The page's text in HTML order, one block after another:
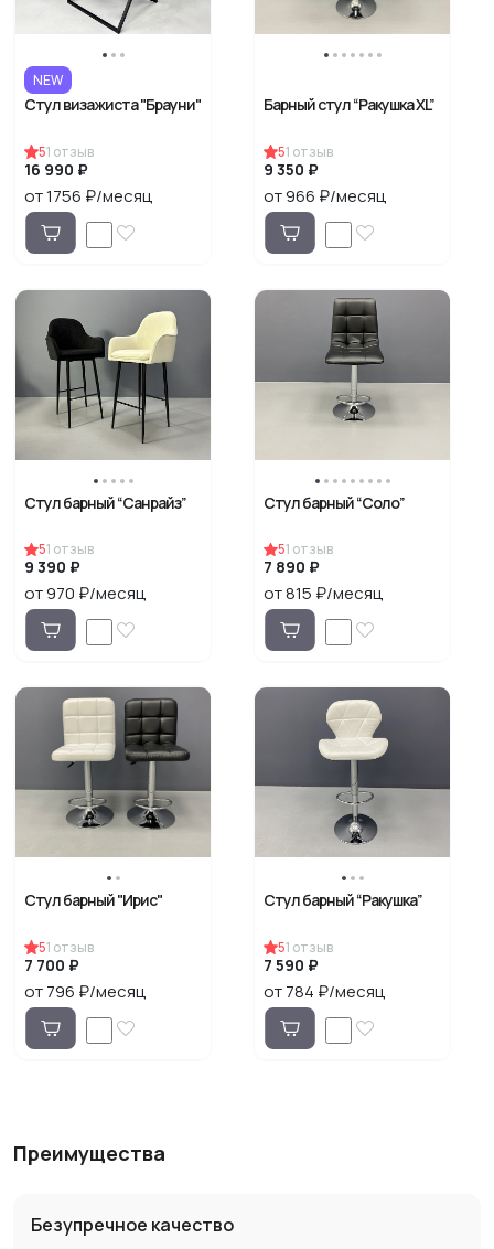
NEW
Стул визажиста "Брауни"
51 отзыв
16 990 ₽
от 1756 ₽/месяц
Барный стул “Ракушка XL”
51 отзыв
9 350 ₽
от 966 ₽/месяц
Стул барный “Санрайз”
51 отзыв
9 390 ₽
от 970 ₽/месяц
Стул барный “Соло”
51 отзыв
7 890 ₽
от 815 ₽/месяц
Стул барный "Ирис"
51 отзыв
7 700 ₽
от 796 ₽/месяц
Стул барный “Ракушка”
51 отзыв
7 590 ₽
от 784 ₽/месяц
Преимущества
Безупречное качество